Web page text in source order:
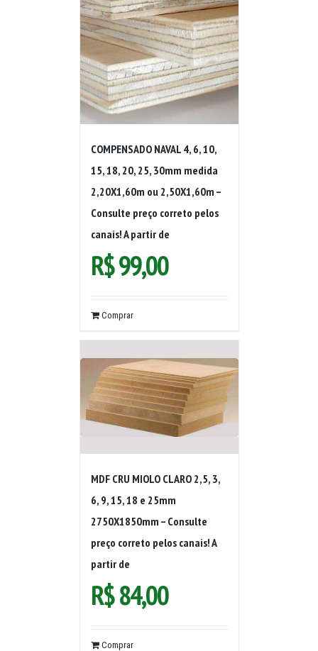
COMPENSADO NAVAL 4, 6, 10,
15, 18, 20, 25, 30mm medida
2,20X1,60m ou 2,50X1,60m –
Consulte preço correto pelos
canais! A partir de
R$99,00
Comprar
MDF CRU MIOLO CLARO 2,5, 3,
6, 9, 15, 18 e 25mm
2750X1850mm – Consulte
preço correto pelos canais! A
partir de
R$84,00
Comprar